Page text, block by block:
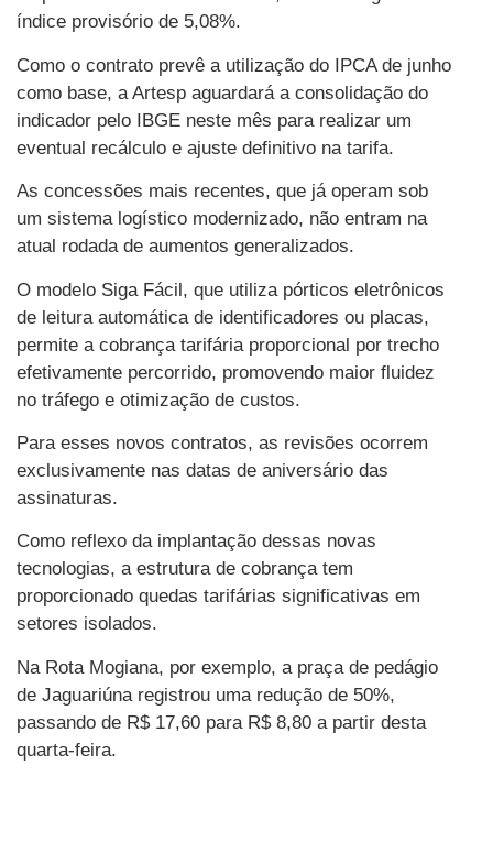
índice provisório de 5,08%.
Como o contrato prevê a utilização do IPCA de junho
como base, a Artesp aguardará a consolidação do
indicador pelo IBGE neste mês para realizar um
eventual recálculo e ajuste definitivo na tarifa.
As concessões mais recentes, que já operam sob
um sistema logístico modernizado, não entram na
atual rodada de aumentos generalizados.
O modelo Siga Fácil, que utiliza pórticos eletrônicos
de leitura automática de identificadores ou placas,
permite a cobrança tarifária proporcional por trecho
efetivamente percorrido, promovendo maior fluidez
no tráfego e otimização de custos.
Para esses novos contratos, as revisões ocorrem
exclusivamente nas datas de aniversário das
assinaturas.
Como reflexo da implantação dessas novas
tecnologias, a estrutura de cobrança tem
proporcionado quedas tarifárias significativas em
setores isolados.
Na Rota Mogiana, por exemplo, a praça de pedágio
de Jaguariúna registrou uma redução de 50%,
passando de R$ 17,60 para R$ 8,80 a partir desta
quarta-feira.